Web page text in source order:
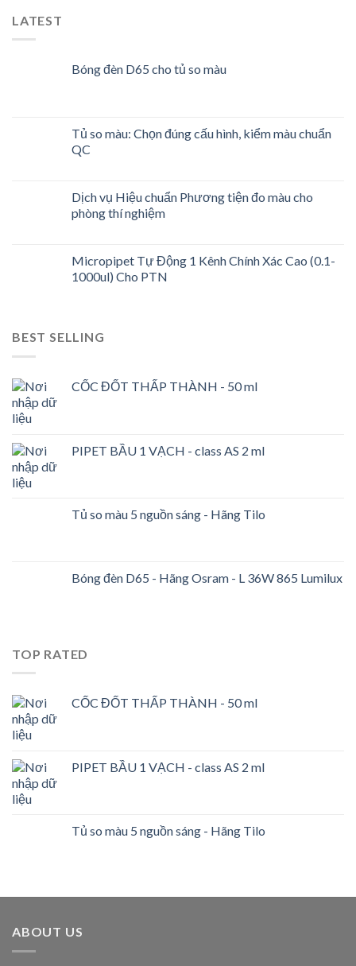
LATEST
Bóng đèn D65 cho tủ so màu
Tủ so màu: Chọn đúng cấu hình, kiểm màu chuẩn
QC
Dịch vụ Hiệu chuẩn Phương tiện đo màu cho
phòng thí nghiệm
Micropipet Tự Động 1 Kênh Chính Xác Cao (0.1-
1000ul) Cho PTN
BEST SELLING
CỐC ĐỐT THẤP THÀNH - 50 ml
PIPET BẦU 1 VẠCH - class AS 2 ml
Tủ so màu 5 nguồn sáng - Hãng Tilo
Bóng đèn D65 - Hãng Osram - L 36W 865 Lumilux
TOP RATED
CỐC ĐỐT THẤP THÀNH - 50 ml
PIPET BẦU 1 VẠCH - class AS 2 ml
Tủ so màu 5 nguồn sáng - Hãng Tilo
ABOUT US